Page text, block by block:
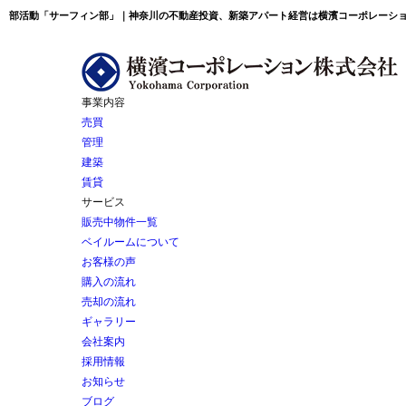
部活動「サーフィン部」｜神奈川の不動産投資、新築アパート経営は横濱コーポレーシ
事業内容
売買
管理
建築
賃貸
サービス
販売中物件一覧
ベイルームについて
お客様の声
購入の流れ
売却の流れ
ギャラリー
会社案内
採用情報
お知らせ
ブログ